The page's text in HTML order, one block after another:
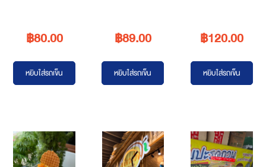
฿80.00
หยิบใส่รถเข็น
฿89.00
หยิบใส่รถเข็น
฿120.00
หยิบใส่รถเข็น